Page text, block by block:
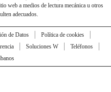
web a medios de lectura mecánica u otros
adecuados.
de Datos
Política de cookies
Soluciones W
Teléfonos